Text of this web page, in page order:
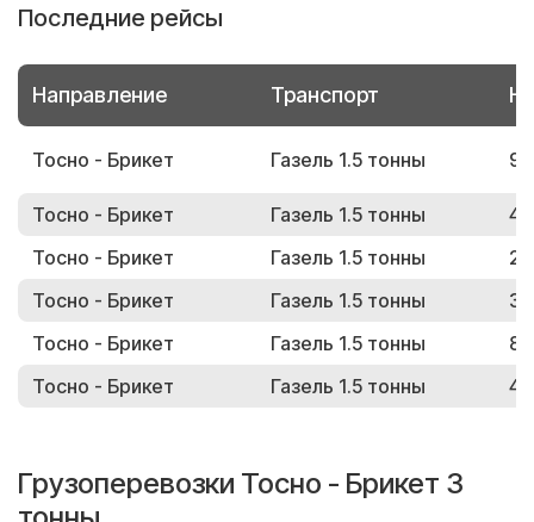
Последние рейсы
Направление Транспорт
Тосно - Брикет Газель 1.5 тонны
Тосно - Брикет Газель 1.5 тонны
Тосно - Брикет
Газель 1.5 тонны
Тосно - Брикет
Газель 1.5 тонны
Тосно - Брикет
Газель 1.5 тонны
Тосно - Брикет
Газель 1.5 тонны
Грузоперевозки Тосно - Брикет 3